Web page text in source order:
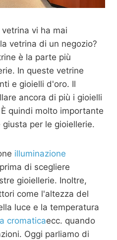
vi ha mai
vetrina di un negozio?
è la parte più
In queste vetrine
e gioielli d'oro. Il
ancora di più i gioielli
quindi molto importante
per le gioiellerie.
illuminazione
di scegliere
gioiellerie. Inoltre,
come l'altezza del
luce e la temperatura
cromaticaecc. quando
Oggi parliamo di